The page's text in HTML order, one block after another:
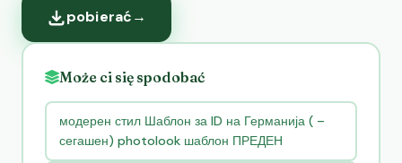
pobierać→
Może ci się spodobać
модерен стил Шаблон за ID на Германија ( –
сегашен) photolook шаблон ПРЕДЕН